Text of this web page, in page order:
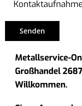
Metallservice-
Großhandel
Willkommen.